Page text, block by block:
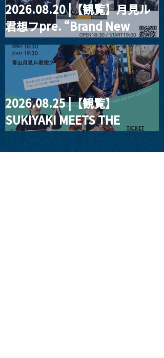
2026.08.20 |【観覧】月見ル
君想フpre. “Brand New
Moon #3”
2026.08.25 |【観覧】
SUKIYAKI MEETS THE
WORLD presentsLINDIGO
FAMILY with ANNA SATO,